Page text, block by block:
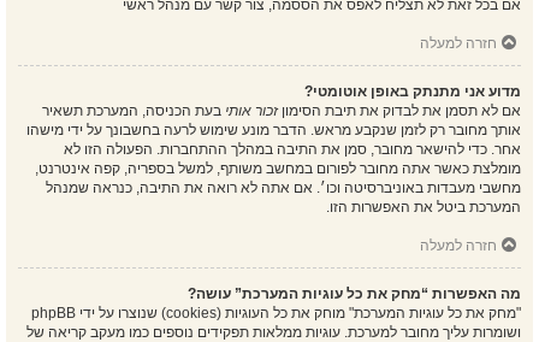
אם בכל זאת לא תצליח לאפס את הססמה, צור קשר עם מנהל ראשי
חזרה למעלה
מדוע אני מתנתק באופן אוטומטי?
אם לא תסמן את לבדוק את תיבת הסימוןזכור אותי בעת הכניסה, המערכת תשאיר
אותך מחובר רק לזמן שנקבע מראש. הדבר מונע שימוש לרעה בחשבונך על ידי מישהו
אחר. כדי להישאר מחובר, סמן את התיבה במהלך ההתחברות. הפעולה הזו לא
מומלצת כאשר אתה מחובר לפורום במחשב משותף, למשל בספריה, קפה אינטרנט,
מחשבי מעבדות באוניברסיטה וכו׳. אם אתה לא רואה את התיבה, כנראה שמנהל
המערכת ביטל את האפשרות הזו.
חזרה למעלה
מה האפשרות “מחק את כל עוגיות המערכת” עושה?
"מחק את כל עוגיות המערכת" מוחק את כל העוגיות (cookies) שנוצרו על ידי phpBB
ושומרות עליך מחובר למערכת. עוגיות ממלאות תפקידים נוספים כמו מעקב קריאה של